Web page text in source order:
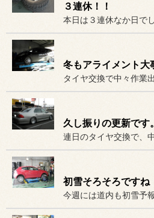
３連休！！
冬もアライメント大
久し振りの更新です。
初雪そろそろですね